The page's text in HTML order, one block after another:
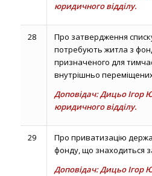
юридичного відділу.
28
Про затвердження
потребують житла з
призначеного для
внутрішньо
Доповідач: Дицьо Ігор
юридичного відділу.
29
Про приватизацію
фонду, що знаходиться
Доповідач: Дицьо Ігор